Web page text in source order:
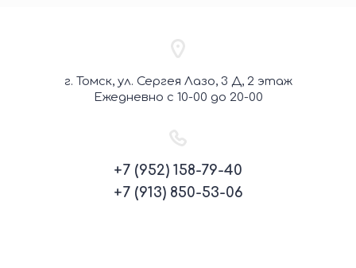
г. Томск, ул. Сергея Лазо, 3 Д, 2 этаж
Ежедневно с 10-00 до 20-00
+7 (952) 158-79-40
+7 (913) 850-53-06